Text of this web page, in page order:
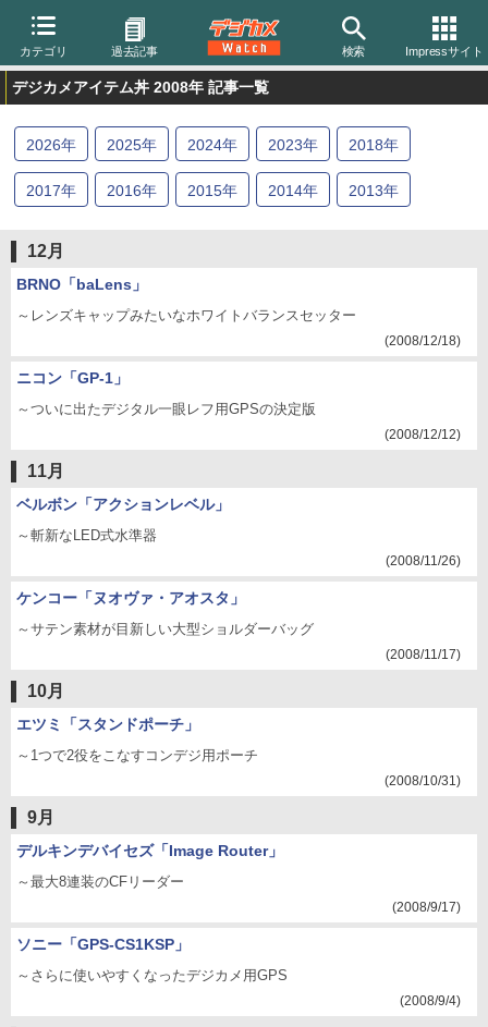
カテゴリ 過去記事 検索 Impressサイト
デジカメアイテム丼 2008年 記事一覧
2026年 2025年 2024年 2023年 2018年
2017年 2016年 2015年 2014年 2013年
2007年 2006
12月
BRNO「baLens」
～レンズキャップみたいなホワイトバランスセッター
(2008/12/18)
ニコン「GP-1」
～ついに出たデジタル一眼レフ用GPSの決定版
(2008/12/12)
11月
ベルボン「アクションレベル」
～斬新なLED式水準器
(2008/11/26)
ケンコー「ヌオヴァ・アオスタ」
～サテン素材が目新しい大型ショルダーバッグ
(2008/11/17)
10月
エツミ「スタンドポーチ」
～1つで2役をこなすコンデジ用ポーチ
(2008/10/31)
9月
デルキンデバイセズ「Image Router」
～最大8連装のCFリーダー
(2008/9/17)
ソニー「GPS-CS1KSP」
～さらに使いやすくなったデジカメ用GPS
(2008/9/4)